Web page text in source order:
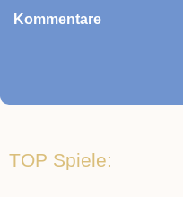
Kommentare
TOP Spiele: